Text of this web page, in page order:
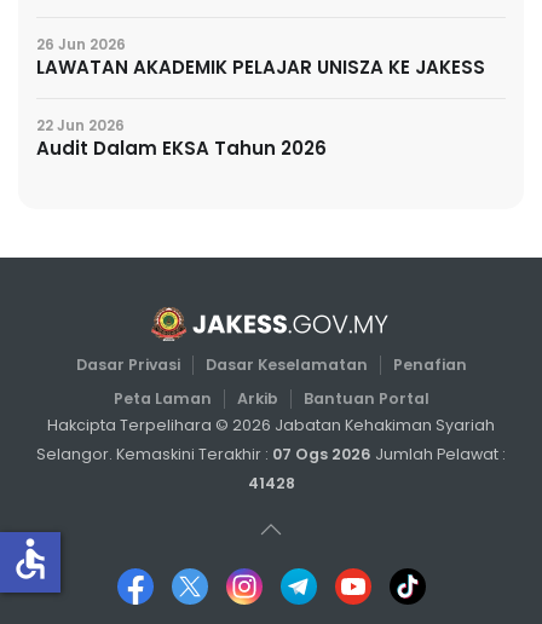
26 Jun 2026
LAWATAN AKADEMIK PELAJAR UNISZA KE JAKESS
22 Jun 2026
Audit Dalam EKSA Tahun 2026
Dasar Privasi Dasar Keselamatan
Penafian
Peta Laman
Arkib
Bantuan Portal
Hakcipta Terpelihara © 2026 Jabatan Kehakiman Syariah
Selangor. Kemaskini Terakhir : 07 Ogs 2026 Jumlah Pelawat :
41428
accessible